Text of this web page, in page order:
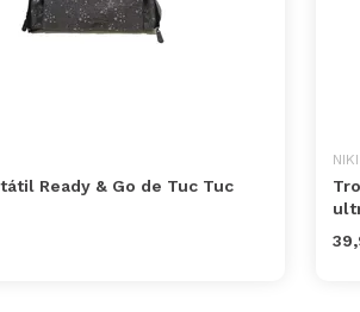
Ready & Go de Tuc Tuc